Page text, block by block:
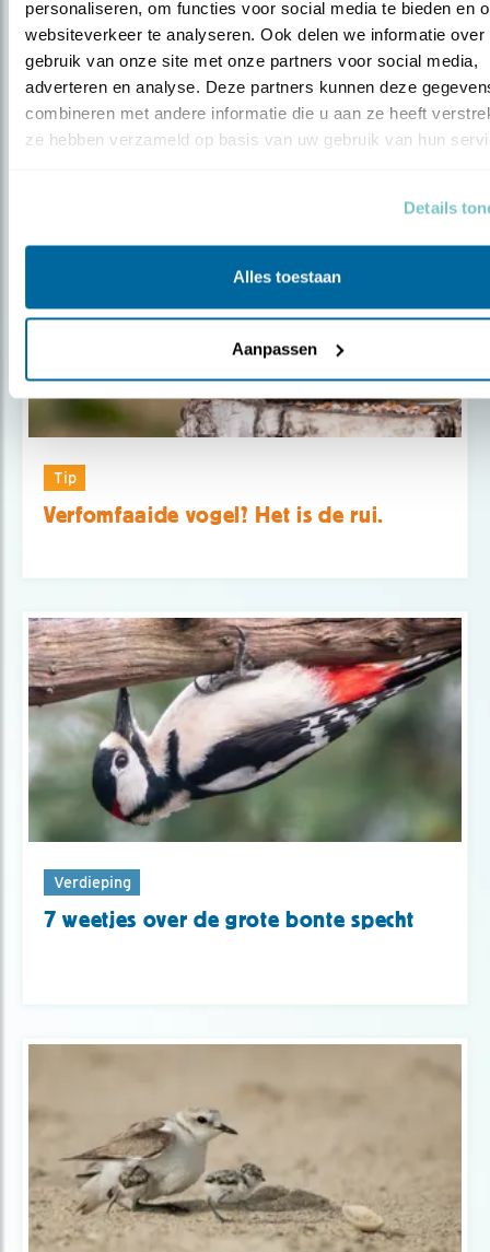
personaliseren, om functies voor social media te bieden en
websiteverkeer te analyseren. Ook delen we informatie over
gebruik van onze site met onze partners voor social media,
adverteren en analyse. Deze partners kunnen deze
combineren met andere informatie die u aan ze heeft
ze hebben verzameld op basis van uw gebruik van hun
Details
Alles toestaan
Aanpassen
Tip
Nu te zien: de kievit
Tip
Verfomfaaide vogel? Het is de rui.
Verdieping
7 weetjes over de grote bonte specht